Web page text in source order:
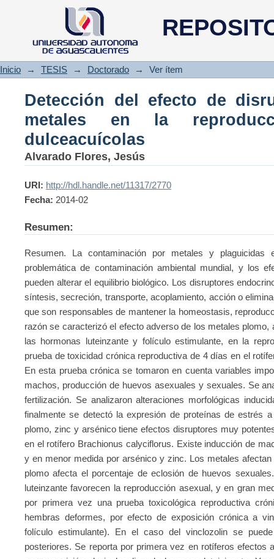
Detección del efecto de
reproducción de rotíferos
Inicio → TESIS → Doctorado → Ver ítem
Detección del efecto de
metales en la
dulceacuícolas
Alvarado Flores, Jesús
URI: http://hdl.handle.net/11317/2770
Fecha: 2014-02
Resumen:
Resumen. La contaminación por metales y
problemática de contaminación ambiental mundial, y los
pueden alterar el equilibrio biológico. Los disruptores
síntesis, secreción, transporte, acoplamiento, acción o
que son responsables de mantener la homeostasis,
razón se caracterizó el efecto adverso de los metales
las hormonas luteinzante y folículo estimulante, en la
prueba de toxicidad crónica reproductiva de 4 días en el
En esta prueba crónica se tomaron en cuenta variables
machos, producción de huevos asexuales y sexuales. Se
fertilización. Se analizaron alteraciones morfológicas
finalmente se detectó la expresión de proteínas de estrés
plomo, zinc y arsénico tiene efectos disruptores muy
en el rotífero Brachionus calyciflorus. Existe inducción de
y en menor medida por arsénico y zinc. Los metales
plomo afecta el porcentaje de eclosión de huevos
luteinzante favorecen la reproducción asexual, y en gran
por primera vez una prueba toxicológica reproductiva
hembras deformes, por efecto de exposición crónica a
folículo estimulante). En el caso del vinclozolin se
posteriores. Se reporta por primera vez en rotíferos efectos